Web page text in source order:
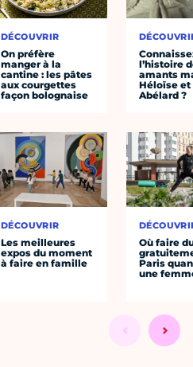
DÉCOUVRIR
On préfère
manger à la
cantine : les pâtes
aux courgettes
façon bolognaise
DÉCOUVRIR
Les meilleures
expos du moment
à faire en famille
l’histoire
amants
Héloïse et
Abélard ?
Où faire
Paris
une